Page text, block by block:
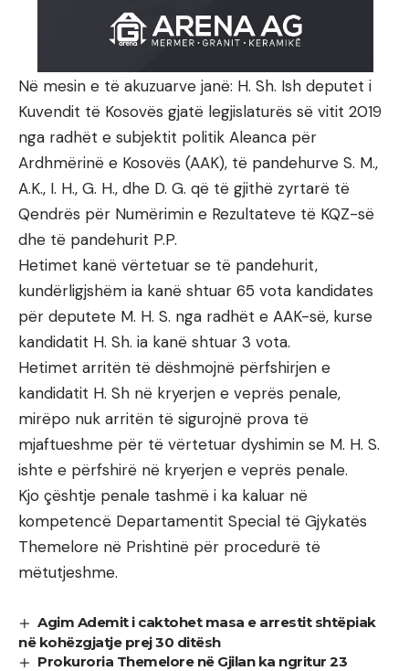
Në mesin e të akuzuarve janë: H. Sh. Ish deputet i
Kuvendit të Kosovës gjatë legjislaturës së vitit 2019
nga radhët e subjektit politik Aleanca për
Ardhmërinë e Kosovës (AAK), të pandehurve S. M.,
A.K., I. H., G. H., dhe D. G. që të gjithë zyrtarë të
Qendrës për Numërimin e Rezultateve të KQZ-së
dhe të pandehurit P.P.
Hetimet kanë vërtetuar se të pandehurit,
kundërligjshëm ia kanë shtuar 65 vota kandidates
për deputete M. H. S. nga radhët e AAK-së, kurse
kandidatit H. Sh. ia kanë shtuar 3 vota.
Hetimet arritën të dëshmojnë përfshirjen e
kandidatit H. Sh në kryerjen e veprës penale,
mirëpo nuk arritën të sigurojnë prova të
mjaftueshme për të vërtetuar dyshimin se M. H. S.
ishte e përfshirë në kryerjen e veprës penale.
Kjo çështje penale tashmë i ka kaluar në
kompetencë Departamentit Special të Gjykatës
Themelore në Prishtinë për procedurë të
mëtutjeshme.
Agim Ademit i caktohet masa e arrestit shtëpiak
në kohëzgjatje prej 30 ditësh
Prokuroria Themelore në Gjilan ka ngritur 23